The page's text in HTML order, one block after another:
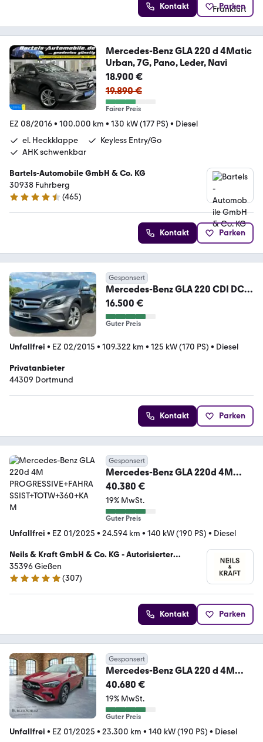
Kontakt Parken
Mercedes-Benz GLA 220 d 4Matic
Urban, 7G, Pano, Leder, Navi
18.900 €
19.890 €
Fairer Preis
EZ 08/2016• 100.000 km • 130 kW (177 PS) • Diesel
el. Heckklappe
Keyless Entry/Go
AHK schwenkbar
Bartels-Automobile GmbH & Co. KG
30938 Fuhrberg
4.6 Sterne
(465)
Kontakt Parken
Gesponsert
Mercedes-Benz GLA 220 CDI DCT
Urban
16.500 €
Guter Preis
Unfallfrei • EZ 02/2015 • 109.322 km • 125 kW (170 PS) • Diesel
Privatanbieter
44309 Dortmund
Kontakt Parken
Gesponsert
Mercedes-Benz GLA 220d 4M
PROGRESSIVE+FAHRASSIST+TOT
W+360+KAM
40.380 €
19% MwSt.
Guter Preis
Unfallfrei • EZ 01/2025 • 24.594 km • 140 kW (190 PS) • Diesel
Neils & Kraft GmbH & Co. KG - Autorisierter
Mercedes Benz Partner
35396 Gießen
4.9 Sterne
(307)
Kontakt Parken
Gesponsert
Mercedes-Benz GLA 220 d 4M
AHK/PANO/LED/KAMERA/NAVI
40.680 €
19% MwSt.
Guter Preis
Unfallfrei • EZ 01/2025 • 23.300 km • 140 kW (190 PS) • Diesel